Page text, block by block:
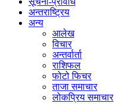
अन्तराष्ट्रिय
अन्य
आलेख
विचार
अन्तर्वार्ता
राशिफल
फोटो फिचर
ताजा समाचार
लोकप्रिय समाचार